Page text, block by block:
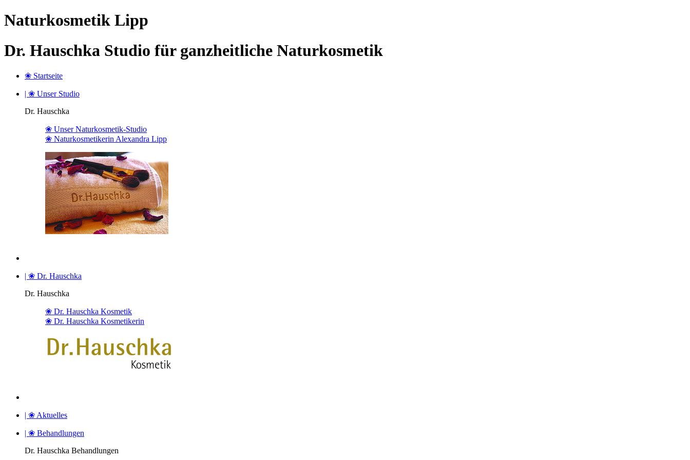
Naturkosmetik Lipp
Dr. Hauschka Studio für ganzheitliche Naturkosmetik
❀ Startseite
| ❀ Unser Studio
Dr. Hauschka
❀ Unser Naturkosmetik-Studio
❀ Naturkosmetikerin Alexandra Lipp
| ❀ Dr. Hauschka
Dr. Hauschka
❀ Dr. Hauschka Kosmetik
❀ Dr. Hauschka Kosmetikerin
| ❀ Aktuelles
| ❀ Behandlungen
Dr. Hauschka Behandlungen